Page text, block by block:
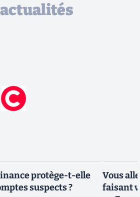
protège-t-elle
suspects ?
Vous
faisant